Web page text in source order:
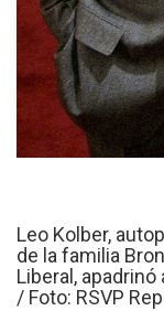
Leo Kolber,
de la familia
Liberal,
/ Foto: RSVP